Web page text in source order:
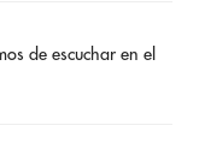
de escuchar en el